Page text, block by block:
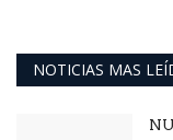
NOTICIAS MAS